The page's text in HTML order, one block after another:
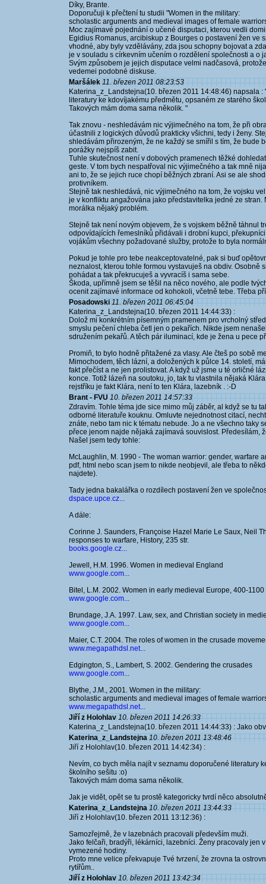
Díky, Brante.
Doporučuji k přečtení tu studii "Women in the military:
scholastic arguments and medieval images of female
Moc zajímavé pojednání o učené disputaci, kterou vedli
Egidius Romanus, arcibiskup z Bourges o postavení žen ve
vhodné, aby byly vzdělávány, zda jsou schopny bojovat a
je v souladu s církevním učením o rozdělení společnosti a o
Svým způsobem je jejich disputace velmi nadčasová,
vedemei podobné diskuse.
Maršálek 11. březen 2011 08:23:53
Katerina_z_Landstejna(10. březen 2011 14:48:46) napsala
literatury ke kdovíjakému předmětu, opsaném ze starého
Takových mám doma sama několik. "
Tak znovu - neshledávám nic výjimečného na tom, že při
účastnili z logických důvodů prakticky všichni, tedy i ženy.
shledávám přirozeným, že ne každý se smířil s tím, že bude
porážky nejspíš zabit.
Tuhle skutečnost není v dobových pramenech těžké
geste. V tom bych nespatřoval nic výjimečného a tak mně
ani to, že se jejich ruce chopí běžných zbraní. Asi se ale
protivníkem.
Stejně tak neshledává, nic výjimečného na tom, že vojsku
je v konfliktu angažována jako představitelka jedné ze
morálka nějaký problém.
Stejně tak není novým objevem, že s vojskem běžně táhnul
odpovídajících řemeslníků přidávali i drobní kupci,
vojákům všechny požadované služby, protože to byla
Pokud je tohle pro tebe neakceptovatelné, pak si buď
neznalost, kterou tohle formou vystavuješ na obdiv. Osobně
pohádat a tak překrucuješ a vyvracíš i sama sebe.
Škoda, upřímně jsem se těšil na něco nového, ale podle
ocenit zajímavé informace od kohokoli, včetně tebe. Třeba
Posadowski 11. březen 2011 06:45:04
Katerina_z_Landstejna(10. březen 2011 14:44:33) :
Dolož mi konkrétním písemným pramenem pro vrcholný
smyslu pečení chleba četl jen o pekařích. Nikde jsem
sdružením pekařů. A těch pár iluminací, kde je žena u pece
Promiň, to bylo hodně přitažené za vlasy. Ale čteš po sobě
Mimochodem, těch lázní, a doložených k půlce 14. století,
fakt přečíst a ne jen prolistovat. A když už jsme u té orličné
konce. Totiž lázeň na soutoku, jo, tak tu vlastnila nějaká
rejstříku je fakt Klára, není to ten Klára, lazebník . :-D
Brant - FVU 10. březen 2011 14:57:33
Zdravím. Tohle téma jde sice mimo můj záběr, al když se tu
odborné literatuře kouknu. Omluvte nejednotnost citací,
znáte, nebo tam nic k tématu nebude. Jo a ne všechno taky
přece jenom najde nějaká zajímavá souvislost. Předesílám,
Našel jsem tedy tohle:
McLaughlin, M. 1990 - The woman warrior: gender, warfare
pdf, html nebo scan jsem to nikde neobjevil, ale třeba to
najdete).
Tady jedna bakalářka o rozdílech postavení žen ve
dspace.upce.cz...
A dále:
Corinne J. Saunders, Françoise Hazel Marie Le Saux, Neil
responses to warfare, History, 235 str.
books.google.cz...
Jewell, H.M. 1996. Women in medieval England
www.google.com...
Bitel, L.M. 2002. Women in early medieval Europe, 400-1100
www.google.com...
Brundage, J.A. 1997. Law, sex, and Christian society in
www.google.com...
Maier, C.T. 2004. The roles of women in the crusade
www.megapathdsl.net...
Edgington, S., Lambert, S. 2002. Gendering the crusades
www.google.com...
Blythe, J.M., 2001. Women in the military:
scholastic arguments and medieval images of female
www.megapathdsl.net...
Jiří z Holohlav 10. březen 2011 14:26:33
Katerina_z_Landstejna(10. březen 2011 14:44:33) : Jako
Katerina_z_Landstejna 10. březen 2011 13:48:46
Jiří z Holohlav(10. březen 2011 14:42:34) :
Nevím, co bych měla najít v seznamu doporučené literatury
školního sešitu :o)
Takových mám doma sama několik.
Jak je vidět, opět se tu prostě kategoricky tvrdí něco
Katerina_z_Landstejna 10. březen 2011 13:44:33
Jiří z Holohlav(10. březen 2011 13:12:36) :
Samozřejmě, že v lazebnách pracovali především muži.
Jako felčaři, bradýři, lékárníci, lazebníci. Ženy pracovaly jen
vymezené hodiny.
Proto mne velice překvapuje Tvé tvrzení, že zrovna ta
rytířům..
Jiří z Holohlav 10. březen 2011 13:42:34